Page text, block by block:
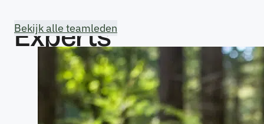
Experts
Bekijk alle teamleden